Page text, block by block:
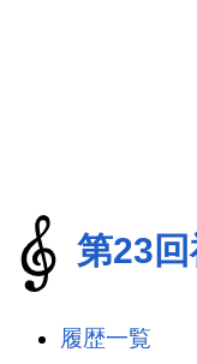
第23
履歴一覧